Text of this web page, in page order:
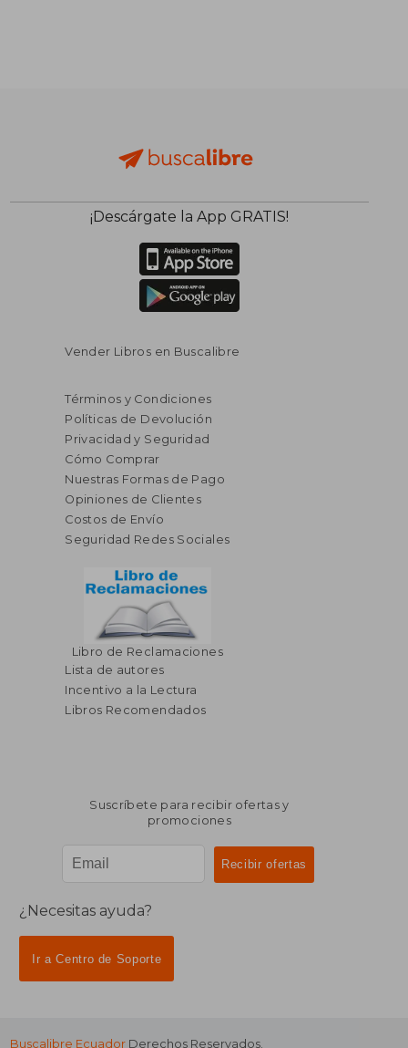
¡Descárgate la App GRATIS!
Vender Libros en Buscalibre
Términos y Condiciones
Políticas de Devolución
Privacidad y Seguridad
Cómo Comprar
Nuestras Formas de Pago
Opiniones de Clientes
Costos de Envío
Seguridad Redes Sociales
Libro de Reclamaciones
Lista de autores
Incentivo a la Lectura
Libros Recomendados
Suscríbete para recibir ofertas y
promociones
¿Necesitas ayuda?
Ir a Centro de Soporte
Buscalibre Ecuador Derechos Reservados.